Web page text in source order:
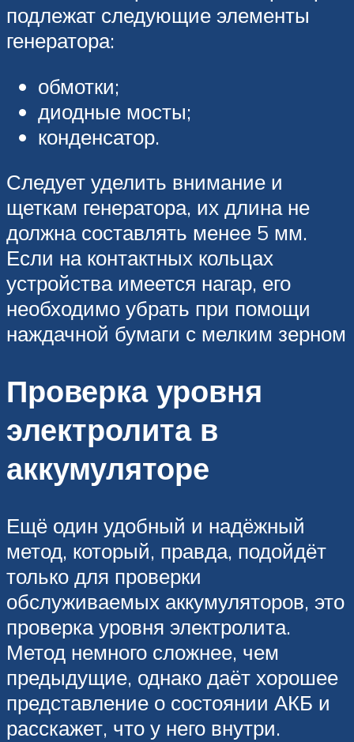
подлежат следующие элементы
генератора:
обмотки;
диодные мосты;
конденсатор.
Следует уделить внимание и
щеткам генератора, их длина не
должна составлять менее 5 мм.
Если на контактных кольцах
устройства имеется нагар, его
необходимо убрать при помощи
наждачной бумаги с мелким зерном
Проверка уровня
электролита в
аккумуляторе
Ещё один удобный и надёжный
метод, который, правда, подойдёт
только для проверки
обслуживаемых аккумуляторов, это
проверка уровня электролита.
Метод немного сложнее, чем
предыдущие, однако даёт хорошее
представление о состоянии АКБ и
расскажет, что у него внутри.